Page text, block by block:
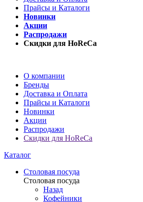
Прайсы и Каталоги
Новинки
Акции
Распродажи
Скидки для HoReCa
О компании
Бренды
Доставка и Оплата
Прайсы и Каталоги
Новинки
Акции
Распродажи
Скидки для HoReCa
Каталог
Столовая посуда
Столовая посуда
Назад
Кофейники